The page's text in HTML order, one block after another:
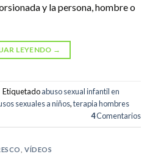
y la persona, hombre o
LEYENDO →
Etiquetadoabuso sexual infantil en
sexuales a niños,terapia hombres
4Comentarios
VÍDEOS